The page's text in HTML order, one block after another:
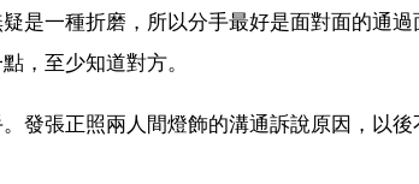
是一種折磨，所以分手最好是面對面的通
，至少知道對方。
發張正照兩人間燈飾的溝通訴說原因，以